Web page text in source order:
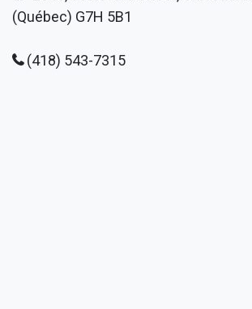
(Québec) G7H 5B1
(418) 543-7315